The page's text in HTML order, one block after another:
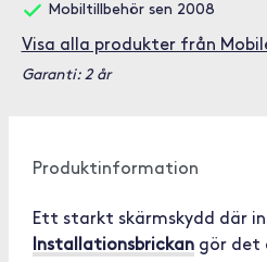
Mobiltillbehör sen 2008
Visa alla produkter från
Garanti: 2 år
Produktinformation
Ett starkt skärmskydd där
Installationsbrickan gör det